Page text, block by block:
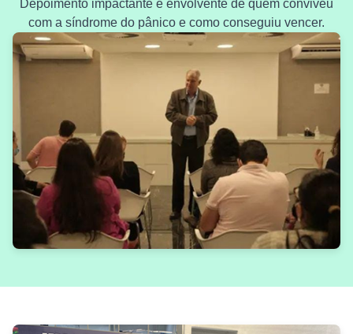
Depoimento impactante e envolvente de quem conviveu
com a síndrome do pânico e como conseguiu vencer.